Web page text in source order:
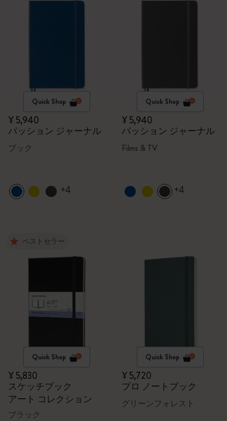
Quick Shop
¥ 5,940
パッション ジャーナル
ブック
+4
Quick Shop
¥ 5,940
パッション ジャーナル
Films & TV
+4
ベストセラー
Quick Shop
¥ 5,830
スケッチブック
アート コレクション
ブラック
Quick Shop
¥ 5,720
プロ ノートブック
グリーンフォレスト